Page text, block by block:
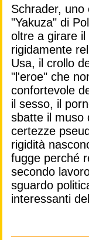
Schrader, uno
"Yakuza" di
oltre a girare
rigidamente
Usa, il crollo
"l'eroe" che
confortevole
il sesso, il
sbatte il muso
certezze
rigidità
fugge perché
secondo
sguardo
interessanti